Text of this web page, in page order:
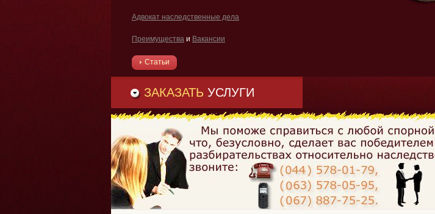
Адвокат наследственные дела
Преимущества и Вакансии
Статьи
ЗАКАЗАТЬ УСЛУГИ